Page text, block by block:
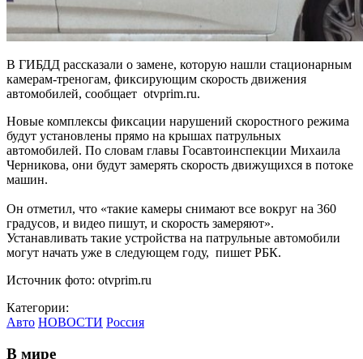
В ГИБДД рассказали о замене, которую нашли стационарным
камерам-треногам, фиксирующим скорость движения
автомобилей, сообщает otvprim.ru.
Новые комплексы фиксации нарушений скоростного режима
будут установлены прямо на крышах патрульных
автомобилей. По словам главы Госавтоинспекции Михаила
Черникова, они будут замерять скорость движущихся в потоке
машин.
Он отметил, что «такие камеры снимают все вокруг на 360
градусов, и видео пишут, и скорость замеряют».
Устанавливать такие устройства на патрульные автомобили
могут начать уже в следующем году, пишет РБК.
Источник фото: otvprim.ru
Категории:
Авто НОВОСТИ Россия
В мире